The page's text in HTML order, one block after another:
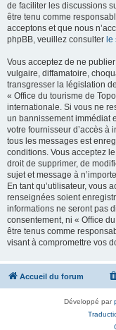
de faciliter les discussions
être tenu comme
acceptons et que nous
phpBB, veuillez consulter
Vous acceptez de ne
vulgaire, diffamatoire,
transgresser la législation
« Office du tourisme de
internationale. Si vous ne
un bannissement immédiat
votre fournisseur d’accès à
tous les messages est
conditions. Vous acceptez
droit de supprimer, de
sujet et message à
En tant qu’utilisateur, vous
renseignées soient
informations ne seront pas
consentement, ni « Office
être tenus comme
visant à compromettre vos
Accueil du forum
Développé par